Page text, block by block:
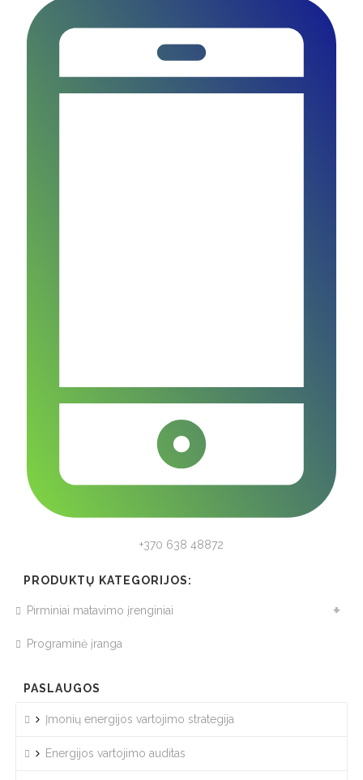
+370 638 48872
PRODUKTŲ KATEGORIJOS:
Pirminiai matavimo įrenginiai
Programinė įranga
PASLAUGOS
Įmonių energijos vartojimo strategija
Energijos vartojimo auditas